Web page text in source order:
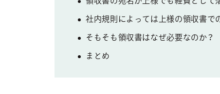
社内規則によっては上様の領収書で
そもそも領収書はなぜ必要なのか？
まとめ